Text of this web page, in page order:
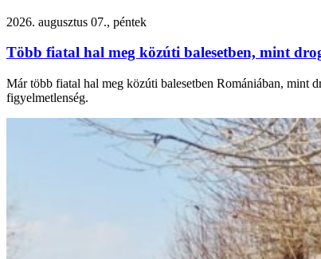
2026. augusztus 07., péntek
Több fiatal hal meg közúti balesetben, mint
Már több fiatal hal meg közúti balesetben Romániában, mint
figyelmetlenség.